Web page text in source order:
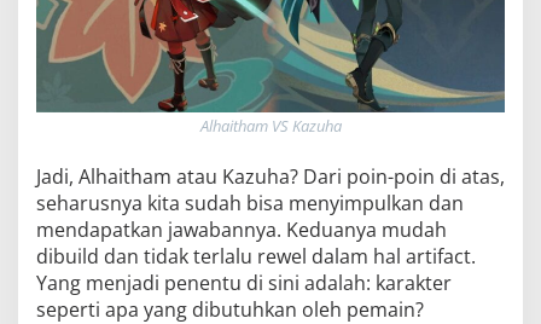
Alhaitham VS Kazuha
Jadi, Alhaitham atau Kazuha? Dari poin-poin di atas,
seharusnya kita sudah bisa menyimpulkan dan
mendapatkan jawabannya. Keduanya mudah
dibuild dan tidak terlalu rewel dalam hal artifact.
Yang menjadi penentu di sini adalah: karakter
seperti apa yang dibutuhkan oleh pemain?